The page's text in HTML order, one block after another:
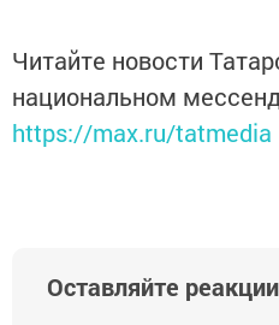
Читайте новости
национальном
https://max.ru/tatmedia
Оставляйте реакции